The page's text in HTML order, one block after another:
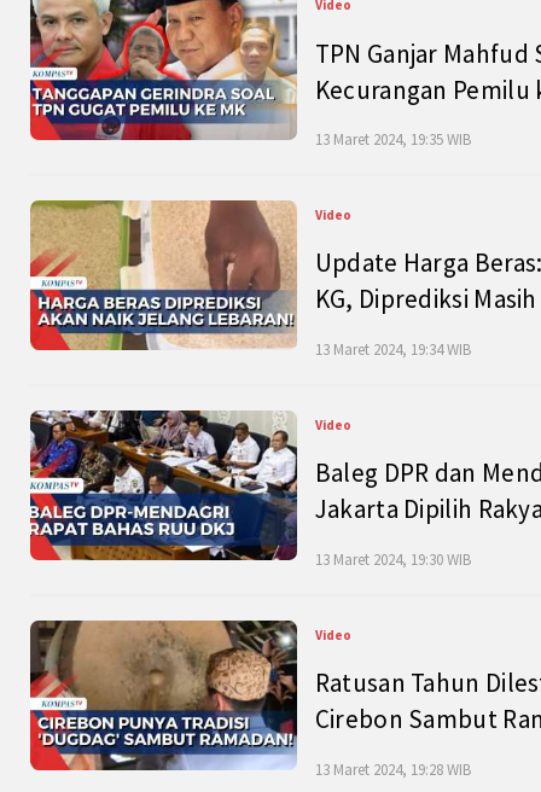
Video
TPN Ganjar Mahfud
Kecurangan Pemilu
13 Maret 2024, 19:35 WIB
Video
Update Harga
KG, Diprediksi
13 Maret 2024, 19:34 WIB
Video
Baleg DPR dan
Jakarta Dipilih
13 Maret 2024, 19:30 WIB
Video
Ratusan Tahun
Cirebon Sambut
13 Maret 2024, 19:28 WIB